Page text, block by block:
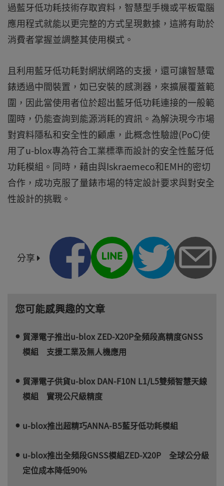
過藍牙低功耗技術存取資料，智慧型手機或平板電腦
應用程式就能以更完整的方式呈現數據，這將有助於
消費者掌握並調整其使用模式。
且利用藍牙低功耗對網狀網路的支援，還可讓智慧電
錶透過中間裝置，如已安裝的感測器，來擴展覆蓋範
圍，因此當使用者位於超出藍牙低功耗連接的一般範
圍時，仍能查詢到能源消耗的資訊。為解決現今市場
對資料隱私和安全性的顧慮，此概念性驗證(PoC)使
用了u-blox專為符合工業標準而設計的安全性藍牙低
功耗模組。同時，藉由與Iskraemeco和EMH的密切
合作，成功克服了量錶市場的特定設計要求與對安全
性設計的挑戰。
分享
您可能感興趣的文章
貿澤電子推出u-blox ZED-X20P全頻段高精度GNSS
模組 支援工業及無人機應用
貿澤電子供貨u-blox DAN-F10N L1/L5雙頻智慧天線
模組 實現公尺級精度
u-blox推出超精巧ANNA-B5藍牙低功耗模組
u-blox推出全頻段GNSS模組ZED-X20P 全球公分級
定位成本降低90%